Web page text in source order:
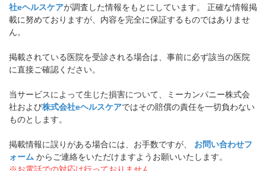
社eヘルスケアが調査した情報をもとにしています。 正確な情報掲
載に努めておりますが、内容を完全に保証するものではありませ
ん。
掲載されている医院を受診される場合は、事前に必ず該当の医院
に直接ご確認ください。
当サービスによって生じた損害について、ミーカンパニー株式会
社および株式会社eヘルスケアではその賠償の責任を一切負わない
ものとします。
掲載情報に誤りがある場合には、お手数ですが、
お問い合わせフ
ォーム からご連絡をいただけますようお願いいたします。
※お電話での対応は行っておりません